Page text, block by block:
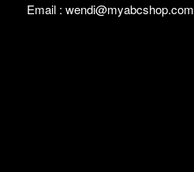
Email : wendi@myabcshop.com